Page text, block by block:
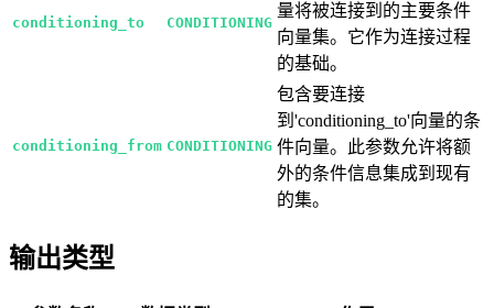
conditioning_to CONDITIONING
量将被连接到的主要条件
向量集。它作为连接过程
的基础。
conditioning_from CONDITIONING
包含要连接
到'conditioning_to'向量的条
件向量。此参数允许将额
外的条件信息集成到现有
的集。
输出类型